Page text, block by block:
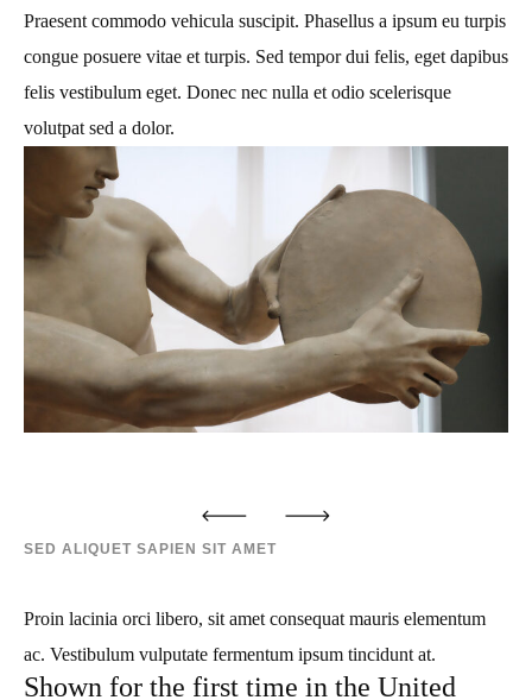
Praesent commodo vehicula suscipit. Phasellus a ipsum eu turpis
congue posuere vitae et turpis. Sed tempor dui felis, eget dapibus
felis vestibulum eget. Donec nec nulla et odio scelerisque
volutpat sed a dolor.
SED ALIQUET SAPIEN SIT AMET
Proin lacinia orci libero, sit amet consequat mauris elementum
ac. Vestibulum vulputate fermentum ipsum tincidunt at.
Shown for the first time in the United